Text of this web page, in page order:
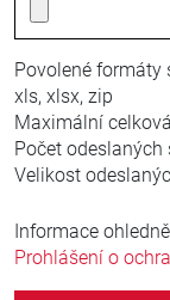
Povolené formáty
xls, xlsx, zip
Maximální
Počet odeslaných
Velikost
Informace
Prohlášení o